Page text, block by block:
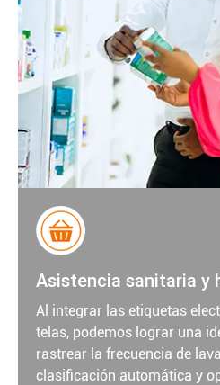
Asistencia sanitaria y
Al integrar las etiquetas
telas, podemos lograr una
rastrear la frecuencia de
clasificación automática y